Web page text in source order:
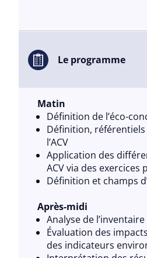
Le programme
Matin
Définition de l’éco-
Définition,
l’ACV
Application des
ACV via des exercices
Définition et champs
Après-midi
Analyse de l’inventaire
Évaluation des
des indicateurs